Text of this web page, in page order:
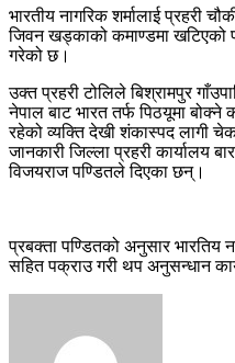
भारतीय नागरिक शर्मालाई प्रहरी
जिवन खड्काको कमाण्डमा खटिएको
गरेको छ।
उक्त प्रहरी टोलिले बिश्रामपुर
नेपाल बाट भारत तर्फ पिठयूमा बोक्ने
रहेको व्यक्ति देखी शंकास्पद लागी
जानकारी जिल्ला प्रहरी कार्यालय
विजयराज पण्डितले दिएका छन्।
प्रबक्ता पण्डितको अनुसार भारतिय
सहित पक्राउ गरी थप अनुसन्धान